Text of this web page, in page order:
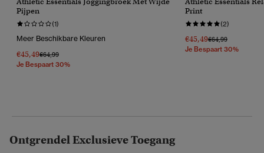
Pijpen
(1)
Meer Beschikbare Kleuren
€45,49Prijs Verlaagd Van
€64,99Naar
Je Bespaart 30%
Print
(2)
€45,49Prijs Verlaagd Van
€64,99Naar
Je Bespaart 30%
Ontgrendel Exclusieve Toegang